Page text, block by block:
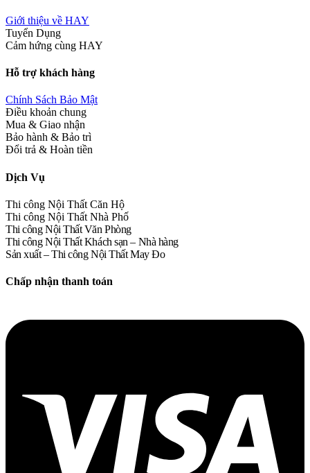
Giới thiệu về HAY
Tuyển Dụng
Cảm hứng cùng HAY
Hỗ trợ khách hàng
Chính Sách Bảo Mật
Điều khoản chung
Mua & Giao nhận
Bảo hành & Bảo trì
Đổi trả & Hoàn tiền
Dịch Vụ
Thi công Nội Thất Căn Hộ
Thi công Nội Thất Nhà Phố
Thi công Nội Thất Văn Phòng
Thi công Nội Thất Khách sạn – Nhà hàng
Sản xuất – Thi công Nội Thất May Đo
Chấp nhận thanh toán